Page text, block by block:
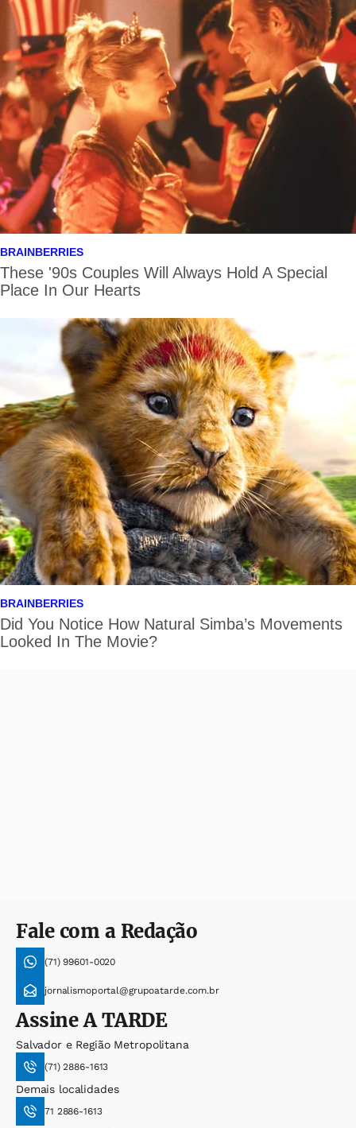
Fale com a Redação
(71) 99601-0020
jornalismoportal@grupoatarde.com.br
AssineA TARDE
Salvador e Região Metropolitana
(71) 2886-1613
Demais localidades
71 2886-1613